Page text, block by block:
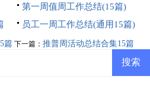
第一周值周工作总结(15篇)
员工一周工作总结(通用15篇)
篇 下一篇： 推普周活动总结合集15篇